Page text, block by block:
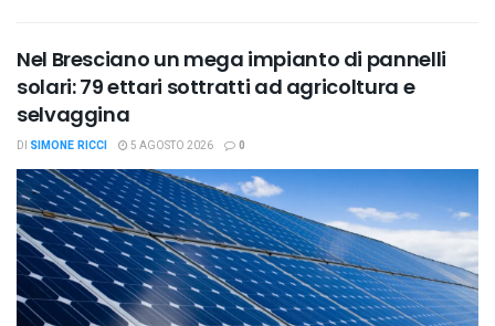
Nel Bresciano un mega impianto di pannelli
solari: 79 ettari sottratti ad agricoltura e
selvaggina
DI SIMONE RICCI 5 AGOSTO 2026 0